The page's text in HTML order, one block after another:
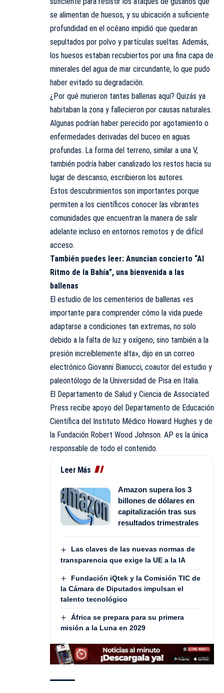
se alimentan de huesos, y su ubicación a suficiente
profundidad en el océano impidió que quedaran
sepultados por polvo y partículas sueltas. Además,
los huesos estaban recubiertos por una fina capa de
minerales del agua de mar circundante, lo que pudo
haber evitado su degradación.
¿Por qué murieron tantas ballenas aquí? Quizás ya
habitaban la zona y fallecieron por causas naturales.
Algunas podrían haber perecido por agotamiento o
enfermedades derivadas del buceo en aguas
profundas. La forma del terreno, similar a una V,
también podría haber canalizado los restos hacia su
lugar de descanso, escribieron los autores.
Estos descubrimientos son importantes porque
permiten a los científicos conocer las vibrantes
comunidades que encuentran la manera de salir
adelante incluso en entornos remotos y de difícil
acceso.
También puedes leer: Anuncian concierto “Al
Ritmo de la Bahía”, una bienvenida a las
ballenas
El estudio de los cementerios de ballenas «es
importante para comprender cómo la vida puede
adaptarse a condiciones tan extremas, no solo
debido a la falta de luz y oxígeno, sino también a la
presión increíblemente alta», dijo en un correo
electrónico Giovanni Bianucci, coautor del estudio y
paleontólogo de la Universidad de Pisa en Italia.
El Departamento de Salud y Ciencia de Associated
Press recibe apoyo del Departamento de Educación
Científica del Instituto Médico Howard Hughes y de
la Fundación Robert Wood Johnson. AP es la única
responsable de todo el contenido.
Leer Más
Amazon supera los 3
billones de dólares en
capitalización tras sus
resultados trimestrales
Las claves de las nuevas normas de
transparencia que exige la UE a la IA
Fundación iQtek y la Comisión TIC de
la Cámara de Diputados impulsan el
talento tecnológico
África se prepara para su primera
misión a la Luna en 2029